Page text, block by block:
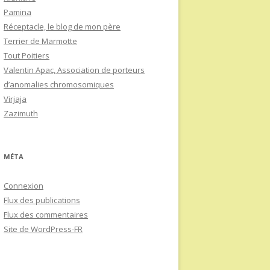
Pamina
Réceptacle, le blog de mon père
Terrier de Marmotte
Tout Poitiers
Valentin Apac, Association de porteurs
d’anomalies chromosomiques
Virjaja
Zazimuth
MÉTA
Connexion
Flux des publications
Flux des commentaires
Site de WordPress-FR